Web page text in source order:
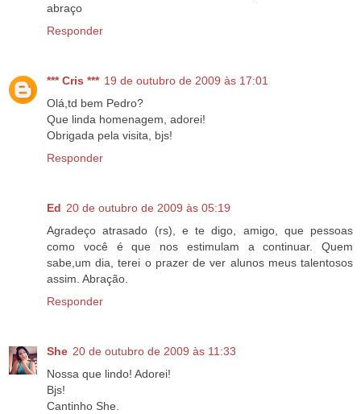
abraço
Responder
*** Cris *** 19 de outubro de 2009 às 17:01
Olá,td bem Pedro?
Que linda homenagem, adorei!
Obrigada pela visita, bjs!
Responder
Ed 20 de outubro de 2009 às 05:19
Agradeço atrasado (rs), e te digo, amigo, que pessoas
como você é que nos estimulam a continuar. Quem
sabe,um dia, terei o prazer de ver alunos meus talentosos
assim. Abração.
Responder
She 20 de outubro de 2009 às 11:33
Nossa que lindo! Adorei!
Bjs!
Cantinho She.